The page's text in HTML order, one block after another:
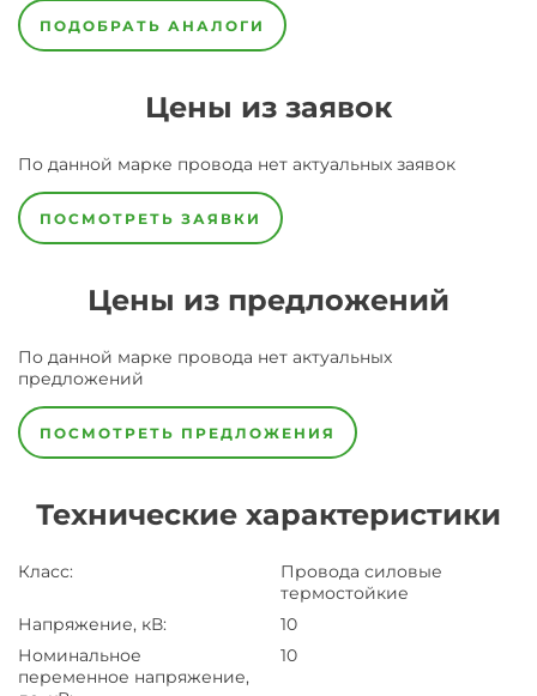
ПОДОБРАТЬ АНАЛОГИ
Цены из заявок
По данной марке провода нет актуальных заявок
ПОСМОТРЕТЬ ЗАЯВКИ
Цены из предложений
По данной марке провода нет актуальных
предложений
ПОСМОТРЕТЬ ПРЕДЛОЖЕНИЯ
Технические характеристики
Класс:
Провода силовые
термостойкие
Напряжение, кВ:
10
Номинальное
переменное напряжение,
10